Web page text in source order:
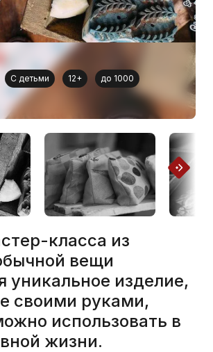
С детьми 12+ до 1000
класса из
вещи
уникальное изделие,
своими руками,
использовать в
жизни.